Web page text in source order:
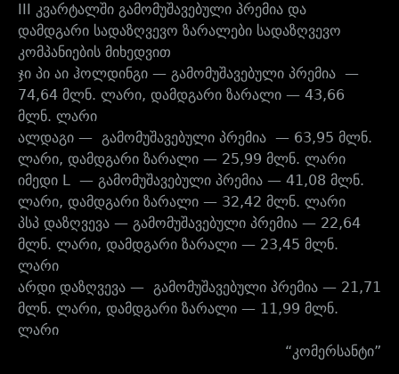
III კვარტალში გამომუშავებული პრემია და
დამდგარი სადაზღვევო ზარალები სადაზღვევო
კომპანიების მიხედვით
ჯი პი აი ჰოლდინგი — გამომუშავებული პრემია —
74,64 მლნ. ლარი, დამდგარი ზარალი — 43,66
მლნ. ლარი
ალდაგი — გამომუშავებული პრემია — 63,95 მლნ.
ლარი, დამდგარი ზარალი — 25,99 მლნ. ლარი
იმედი L — გამომუშავებული პრემია — 41,08 მლნ.
ლარი, დამდგარი ზარალი — 32,42 მლნ. ლარი
პსპ დაზღვევა — გამომუშავებული პრემია — 22,64
მლნ. ლარი, დამდგარი ზარალი — 23,45 მლნ.
ლარი
არდი დაზღვევა — გამომუშავებული პრემია — 21,71
მლნ. ლარი, დამდგარი ზარალი — 11,99 მლნ.
ლარი
“კომერსანტი”